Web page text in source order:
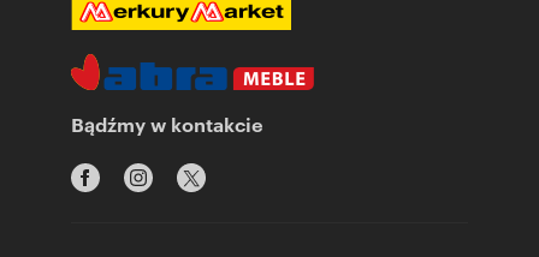
Bądźmy w kontakcie